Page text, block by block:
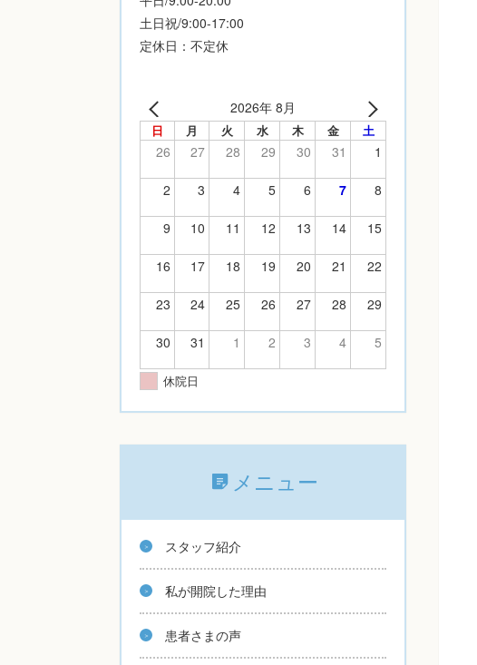
土日祝/9:00-17:00
定休日：不定休
2026年 8月
日 月 火 水 木 金 土
26 27 28 29 30 31 1
2 3 4 5 6 7 8
9 10 11 12 13 14 15
16 17 18 19 20 21 22
23 24 25 26 27 28 29
30 31 1 2 3 4 5
休院日
メニュー
スタッフ紹介
私が開院した理由
患者さまの声